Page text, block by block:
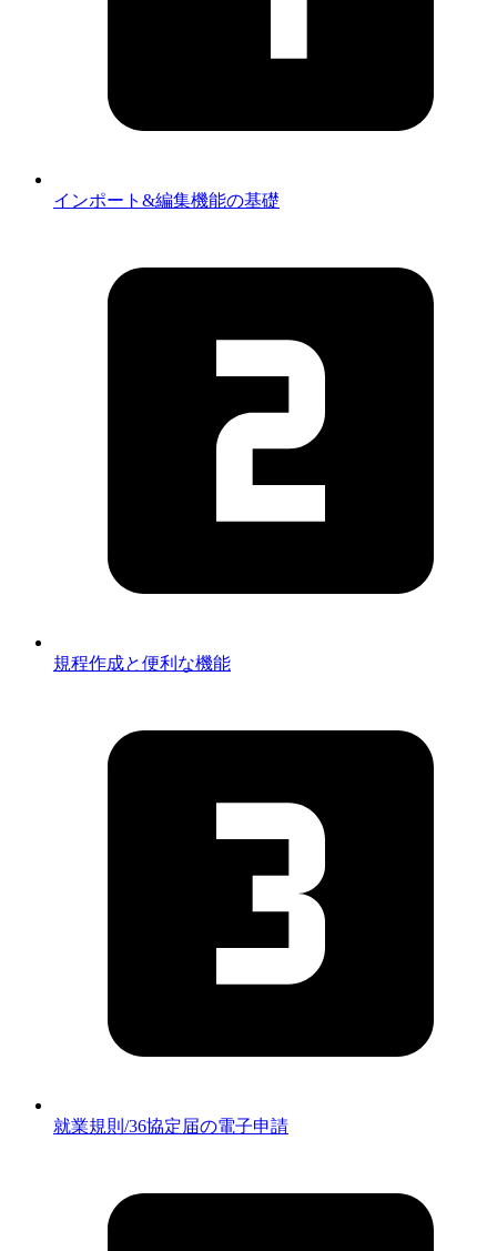
インポート&編集機能の基礎
規程作成と便利な機能
就業規則/36協定届の電子申請